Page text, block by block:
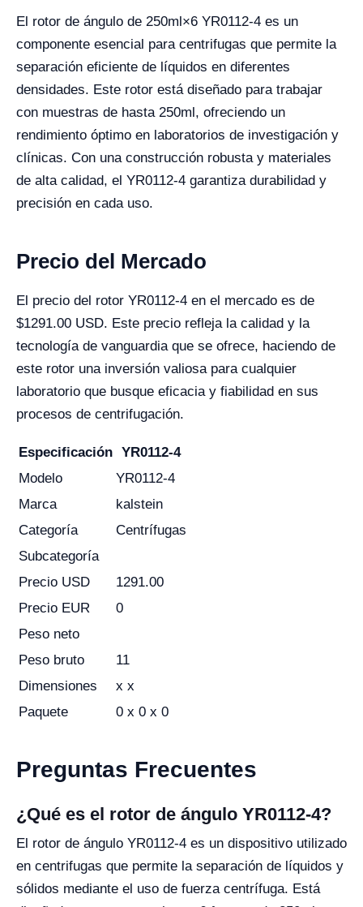
El rotor de ángulo de 250ml×6 YR0112-4 es un
componente esencial para centrifugas que permite la
separación eficiente de líquidos en diferentes
densidades. Este rotor está diseñado para trabajar
con muestras de hasta 250ml, ofreciendo un
rendimiento óptimo en laboratorios de investigación y
clínicas. Con una construcción robusta y materiales
de alta calidad, el YR0112-4 garantiza durabilidad y
precisión en cada uso.
Precio del Mercado
El precio del rotor YR0112-4 en el mercado es de
$1291.00 USD. Este precio refleja la calidad y la
tecnología de vanguardia que se ofrece, haciendo de
este rotor una inversión valiosa para cualquier
laboratorio que busque eficacia y fiabilidad en sus
procesos de centrifugación.
Especificación YR0112-4
Modelo
YR0112-4
Marca
kalstein
Categoría
Centrífugas
Subcategoría
Precio USD
1291.00
Precio EUR
0
Peso neto
Peso bruto
11
Dimensiones
x x
Paquete
0 x 0 x 0
Preguntas Frecuentes
¿Qué es el rotor de ángulo YR0112-4?
El rotor de ángulo YR0112-4 es un dispositivo utilizado
en centrifugas que permite la separación de líquidos y
sólidos mediante el uso de fuerza centrífuga. Está